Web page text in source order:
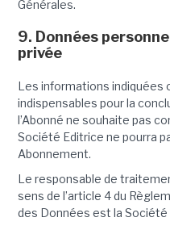
Générales.
9. Données
privée
Les informations indiquées
indispensables pour la
l’Abonné ne souhaite pas
Société Editrice ne pourra
Abonnement.
Le responsable de
sens de l’article 4 du
des Données est la Société